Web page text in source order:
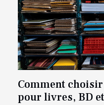
Comment
pour livres, BD